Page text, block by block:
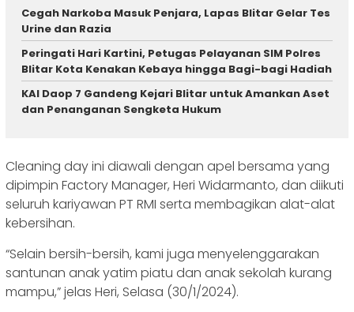
Cegah Narkoba Masuk Penjara, Lapas Blitar Gelar Tes
Urine dan Razia
Peringati Hari Kartini, Petugas Pelayanan SIM Polres
Blitar Kota Kenakan Kebaya hingga Bagi-bagi Hadiah
KAI Daop 7 Gandeng Kejari Blitar untuk Amankan Aset
dan Penanganan Sengketa Hukum
Cleaning day ini diawali dengan apel bersama yang
dipimpin Factory Manager, Heri Widarmanto, dan diikuti
seluruh kariyawan PT RMI serta membagikan alat-alat
kebersihan.
“Selain bersih-bersih, kami juga menyelenggarakan
santunan anak yatim piatu dan anak sekolah kurang
mampu,” jelas Heri, Selasa (30/1/2024).